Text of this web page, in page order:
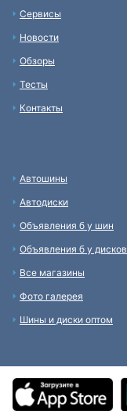
Сервисы
Новости
Обзоры
Тесты
Контакты
Автошины
Автодиски
Объявления б у шин
Объявления б у дисков
Все магазины
Фото галерея
Шины и диски оптом